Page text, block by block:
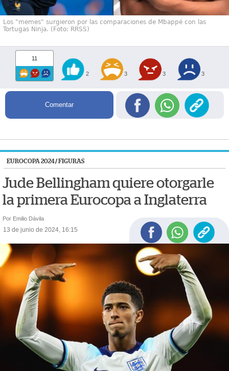
Los "memes" surgieron por las comparaciones de Mbappé con las
Tortugas Ninja. (Foto: RRSS)
11
2 3 3 3
Comentar
EUROCOPA 2024/FIGURAS
Jude Bellingham quiere otorgarle
la primera Eurocopa a Inglaterra
Por Emilio Dávila
13 de junio de 2024, 16:15